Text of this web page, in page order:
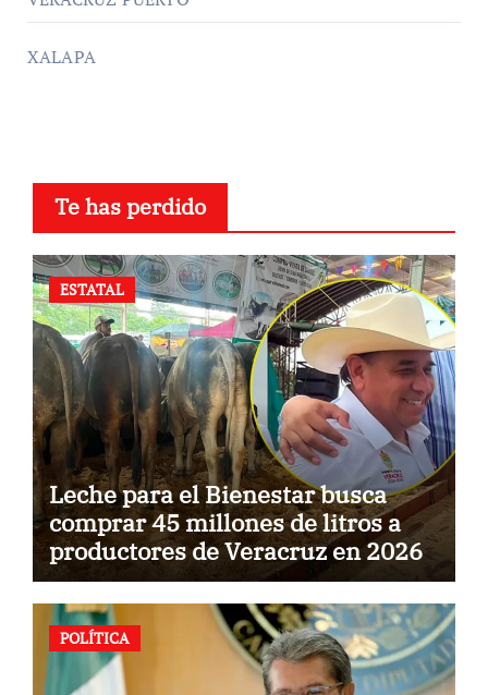
XALAPA
Te has perdido
ESTATAL
Leche para el Bienestar busca
comprar 45 millones de litros a
productores de Veracruz en 2026
POLÍTICA